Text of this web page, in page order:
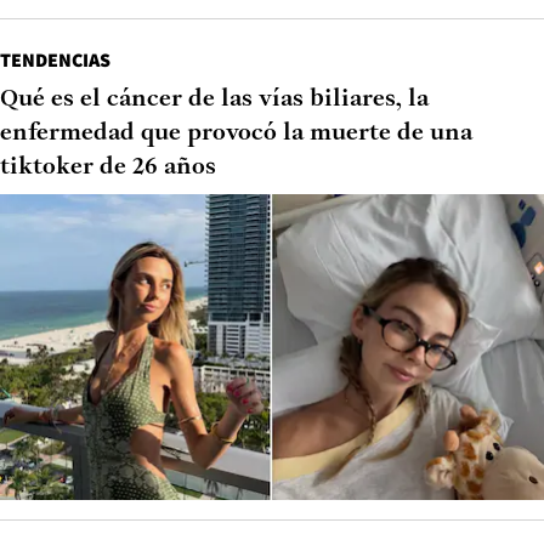
TENDENCIAS
Qué es el cáncer de las vías biliares, la
enfermedad que provocó la muerte de una
tiktoker de 26 años